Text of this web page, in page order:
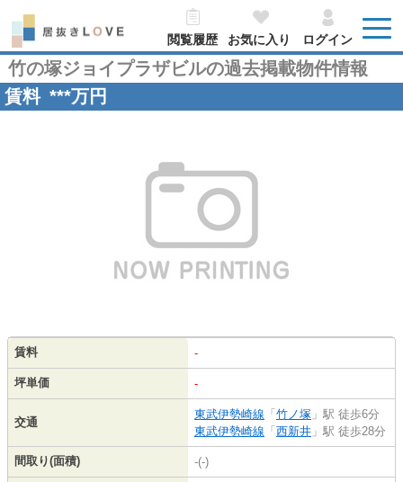
閲覧履歴 お気に入り ログイン
竹の塚ジョイプラザビルの過去掲載物件情報
賃料 ***万円
賃料 -
坪単価 -
交通
東武伊勢崎線 「 竹ノ塚 」駅 徒歩6分
東武伊勢崎線 「 西新井 」駅 徒歩28分
間取り(面積) -(-)